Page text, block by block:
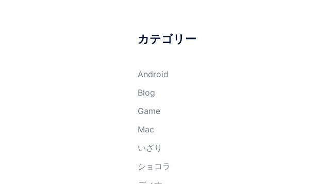
カテゴリー
Android
Blog
Game
Mac
いざり
ショコラ